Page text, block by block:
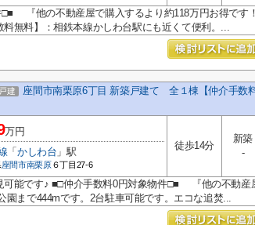
□■ 『他の不動産屋で購入するより約118万円お得で
無料】：相鉄本線かしわ台駅にも近くて便利。...
建 座間市南栗原6丁目 新築戸建て 全１棟【仲介手数料
万円
「かしわ台 」駅
座間市南栗原 ６丁目27-6
徒歩14分
新築
-
可能です♪ ■□仲介手数料0円対象物件□■ 『他の不動産
まで444mです。2台駐車可能です。エコな追焚...